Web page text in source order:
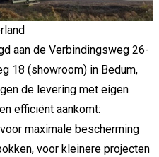
aan de Verbindingsweg 26-
18 (showroom) in Bedum,
de levering met eigen
efficiënt aankomt:
maximale bescherming
voor kleinere projecten